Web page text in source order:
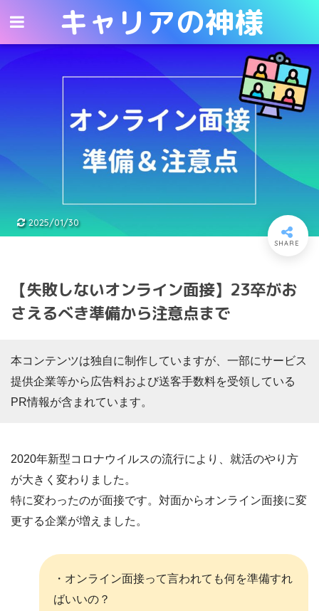
キャリアの神様キャリアの神様
2025/01/30
【失敗しないオンライン面接】23卒がお
さえるべき準備から注意点まで
本コンテンツは独自に制作していますが、一部にサービス
提供企業等から広告料および送客手数料を受領している
PR情報が含まれています。
2020年新型コロナウイルスの流行により、就活のやり方
が大きく変わりました。
特に変わったのが面接です。対面からオンライン面接に変
更する企業が増えました。
・オンライン面接って言われても何を準備すれ
ばいいの？